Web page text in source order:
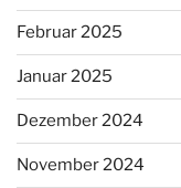
Februar 2025
Januar 2025
Dezember 2024
November 2024